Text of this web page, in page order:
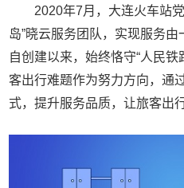
2020年7月，大连火车站
岛”晓云服务团队，实现服务
自创建以来，始终恪守“人民
客出行难题作为努力方向，通
式，提升服务品质，让旅客出